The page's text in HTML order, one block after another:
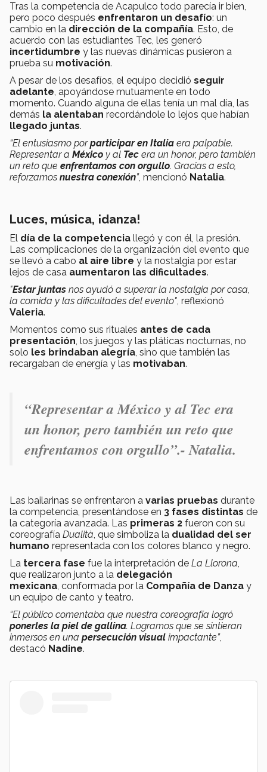
Tras la competencia de Acapulco todo parecía ir bien,
pero poco después enfrentaron un desafío: un
cambio en la dirección de la compañía. Esto, de
acuerdo con las estudiantes Tec, les generó
incertidumbre y las nuevas dinámicas pusieron a
prueba su motivación.
A pesar de los desafíos, el equipo decidió seguir
adelante, apoyándose mutuamente en todo
momento. Cuando alguna de ellas tenía un mal día, las
demás la alentaban recordándole lo lejos que habían
llegado juntas.
“El entusiasmo porparticipar en Italia era palpable.
Representar a México y al Tec era un honor, pero también
un reto que enfrentamos con orgullo. Gracias a esto,
reforzamos nuestra conexión”, mencionó Natalia.
Luces, música, ¡danza!
El día de la competencia llegó y con él, la presión.
Las complicaciones de la organización del evento que
se llevó a cabo al aire libre y la nostalgia por estar
lejos de casa aumentaron las dificultades.
"Estar juntas nos ayudó a superar la nostalgia por casa,
la comida y las dificultades del evento", reflexionó
Valeria.
Momentos como sus rituales antes de cada
presentación, los juegos y las pláticas nocturnas, no
solo les brindaban alegría, sino que también las
recargaban de energía y las motivaban.
“Representar a México y al Tec era
un honor, pero también un reto que
enfrentamos con orgullo”.- Natalia.
Las bailarinas se enfrentaron a varias pruebas durante
la competencia, presentándose en 3 fases distintas de
la categoría avanzada. Las primeras 2 fueron con su
coreografía Dualità, que simboliza la dualidad del ser
humano representada con los colores blanco y negro.
La tercera fase fue la interpretación de La Llorona,
que realizaron junto a la delegación
mexicana, conformada por la Compañía de Danza y
un equipo de canto y teatro.
“El público comentaba que nuestra coreografía logró
ponerles la piel de gallina. Logramos que se sintieran
inmersos en una persecución visual impactante”,
destacó Nadine.